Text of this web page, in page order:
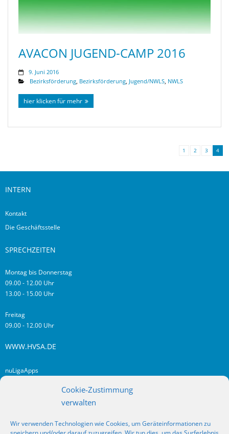
Cookie-Zustimmung
verwalten
Wir verwenden Technologien wie Cookies, um Geräteinformationen zu
AVACON JUGEND-CAMP 2016
9. Juni 2016
Bezirksförderung, Bezirksförderung, Jugend/NWLS, NWLS
hier klicken für mehr
1 2 3 4
INTERN
Kontakt
Die Geschäftsstelle
SPRECHZEITEN
Montag bis Donnerstag
09.00 - 12.00 Uhr
13.00 - 15.00 Uhr
Freitag
09.00 - 12.00 Uhr
WWW.HVSA.DE
nuLigaApps
RSS